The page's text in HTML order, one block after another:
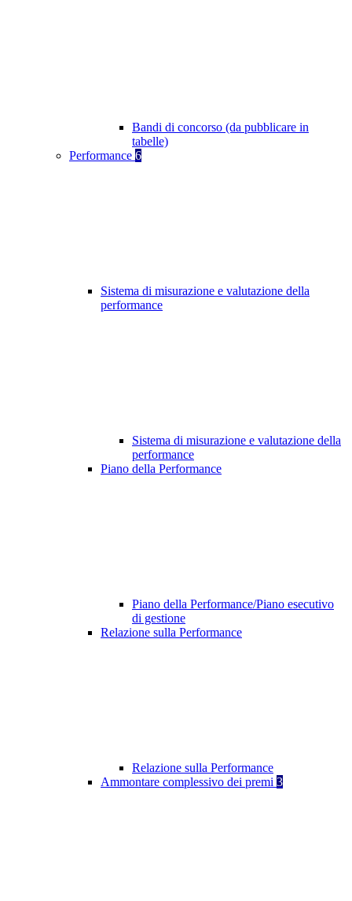
Bandi di concorso (da pubblicare in
tabelle)
Performance 6
Sistema di misurazione e valutazione della
performance
Sistema di misurazione e valutazione della
performance
Piano della Performance
Piano della Performance/Piano esecutivo
di gestione
Relazione sulla Performance
Relazione sulla Performance
Ammontare complessivo dei premi 3